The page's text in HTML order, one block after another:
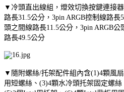
▼冷頭直出線組，燈效切換按鍵連接
路長31.5公分，3pin ARGB控制線路長
頭之間線路長11.5公分，3pin ARGB
路長49.5公分
▼隨附螺絲/托架配件組內含(1)4顆風
用短螺絲、(3)4顆水冷頭托架固定螺